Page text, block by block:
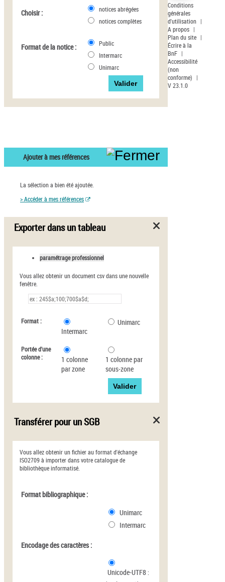
Choisir :
notices abrégées
notices complètes
Format de la notice :
Public
Intermarc
Unimarc
Ajouter à mes références
La sélection a bien été ajoutée.
> Accéder à mes références
Exporter dans un tableau
paramétrage professionnel
Vous allez obtenir un document csv dans une nouvelle
fenêtre.
Format :
Intermarc
Unimarc
Portée d'une
colonne :
1 colonne
par zone
1 colonne par
sous-zone
Transférer pour un SGB
Vous allez obtenir un fichier au format d'échange
ISO2709 à importer dans votre catalogue de
bibliothèque informatisé.
Format bibliographique :
Unimarc
Intermarc
Encodage des caractères :
Unicode-UTF8:
Conditions
générales
d'utilisation |
A propos |
Plan du site |
Écrire à la
BnF |
Accessibilité
(non
conforme)
|
V 23.1.0